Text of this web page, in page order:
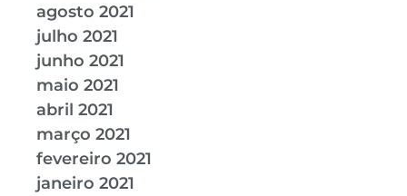
agosto 2021
julho 2021
junho 2021
maio 2021
abril 2021
março 2021
fevereiro 2021
janeiro 2021